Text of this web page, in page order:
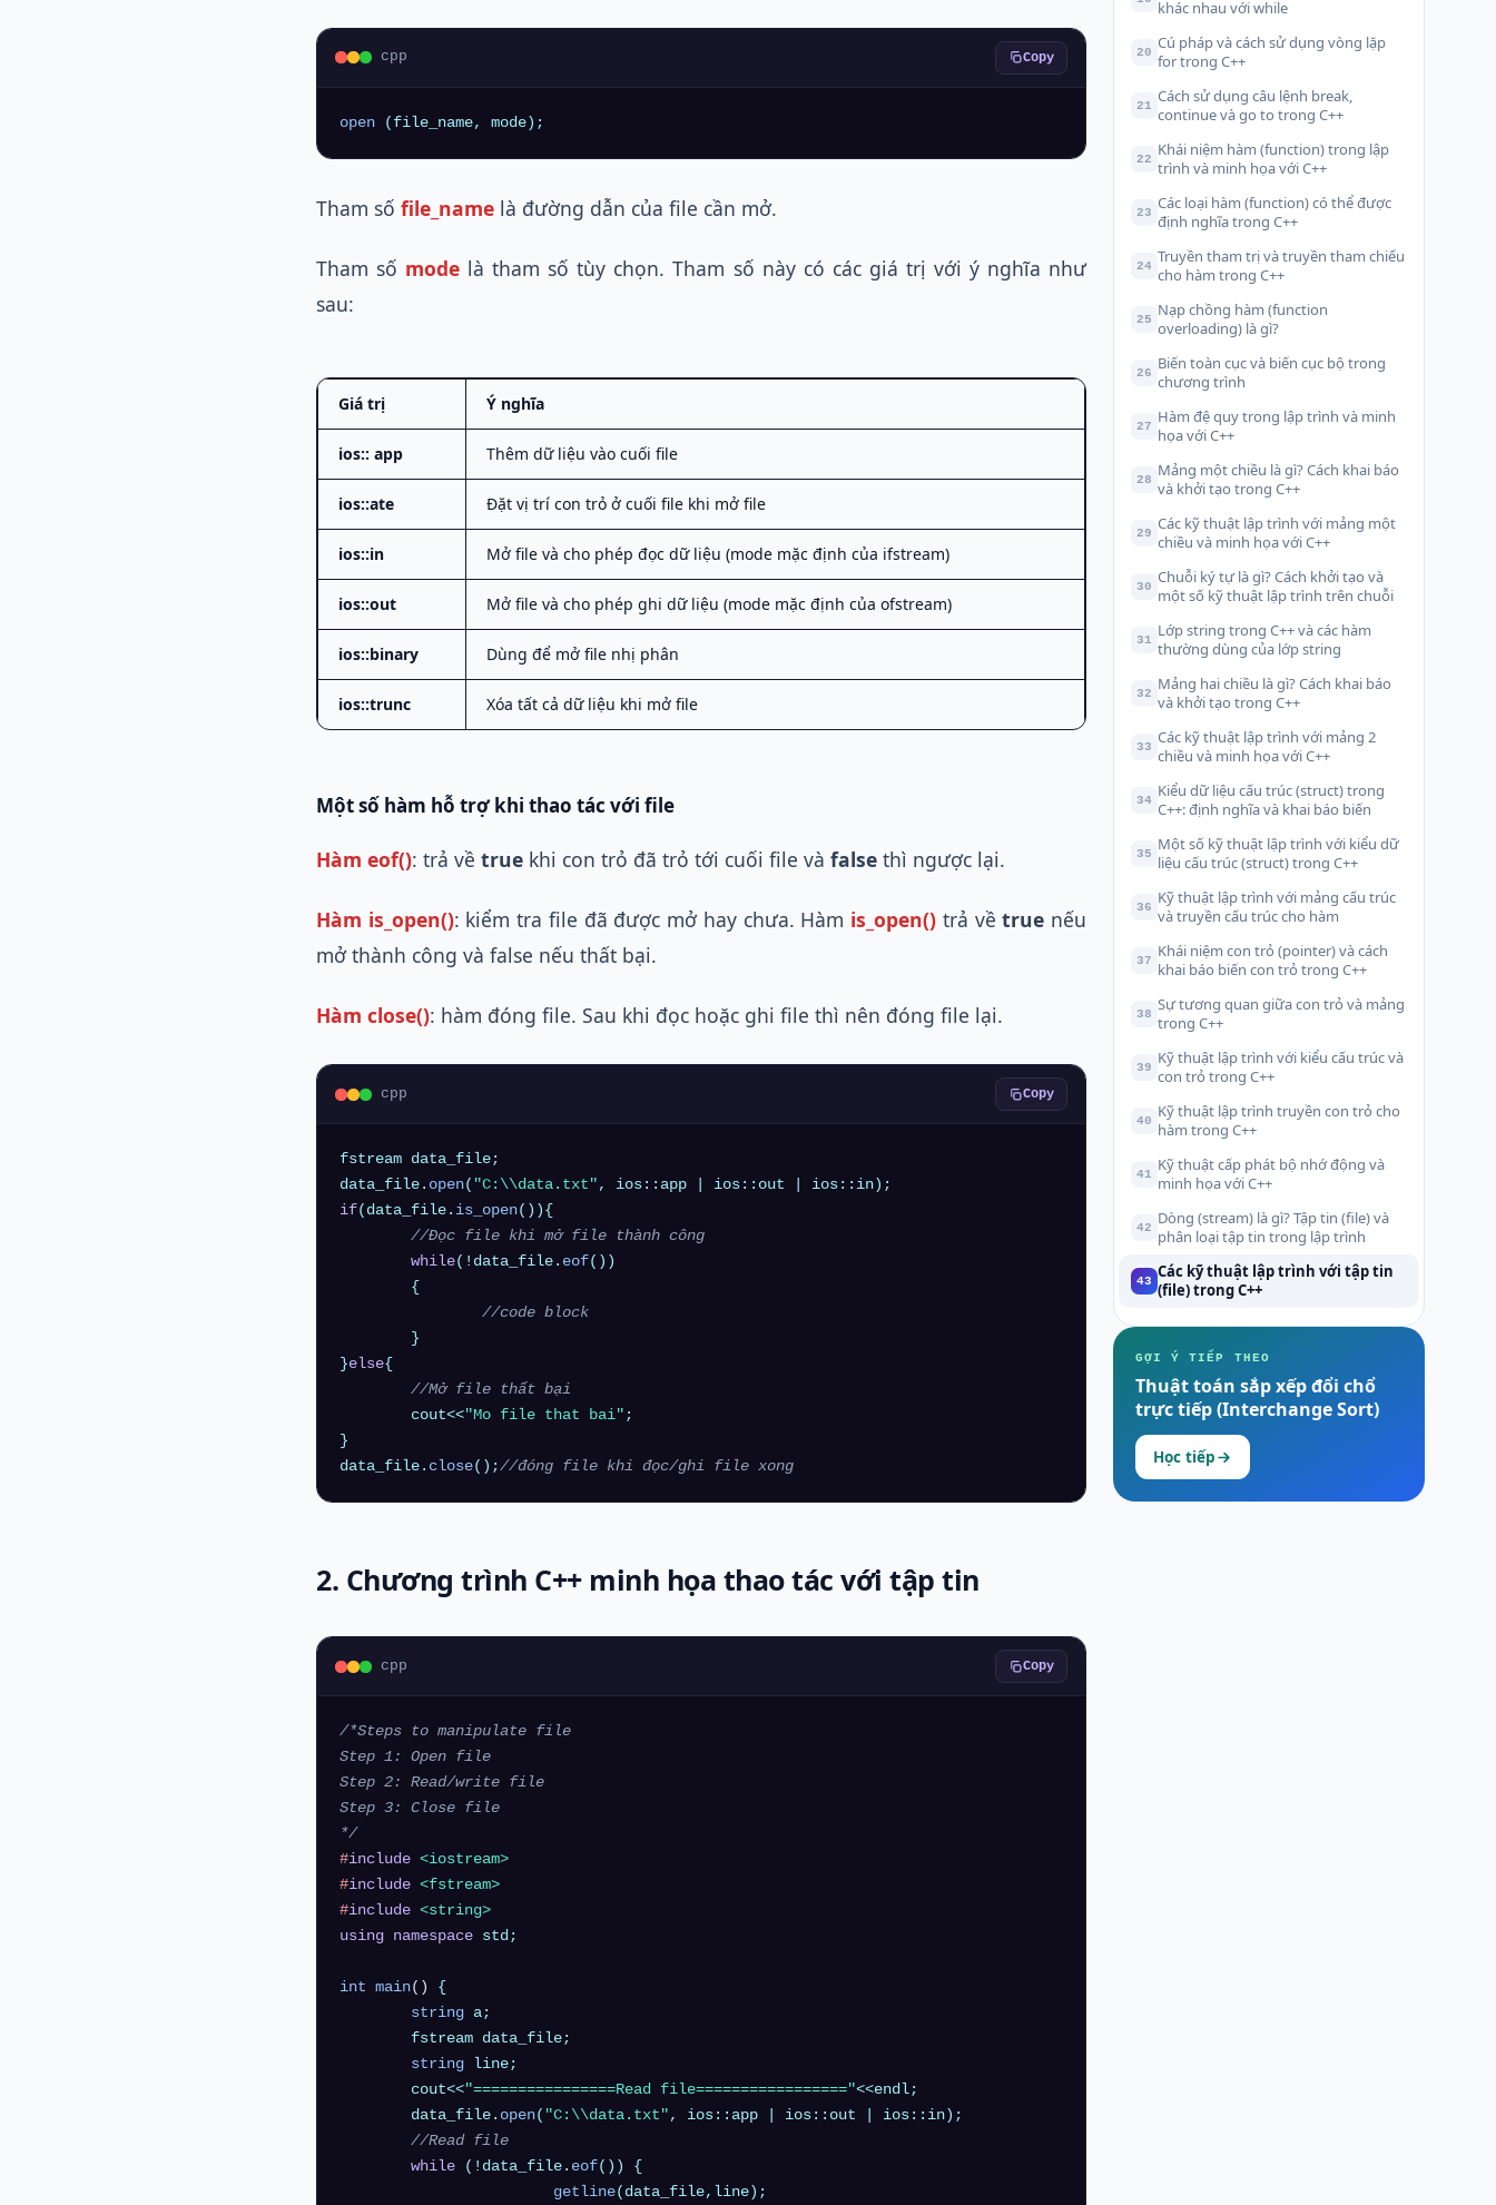
cpp Copy
open (file_name, mode);
Tham số file_name là đường dẫn của file cần mở.
Tham số mode là tham số tùy chọn. Tham số này có các giá trị với ý nghĩa như
sau:
Giá trị Ý nghĩa
ios:: app Thêm dữ liệu vào cuối file
ios::ate Đặt vị trí con trỏ ở cuối file khi mở file
ios::in Mở file và cho phép đọc dữ liệu (mode mặc định của ifstream)
ios::out Mở file và cho phép ghi dữ liệu (mode mặc định của ofstream)
ios::binary Dùng để mở file nhị phân
ios::trunc Xóa tất cả dữ liệu khi mở file
Một số hàm hỗ trợ khi thao tác với file
Hàm eof(): trả về true khi con trỏ đã trỏ tới cuối file và false thì ngược lại.
Hàm is_open(): kiểm tra file đã được mở hay chưa. Hàm is_open() trả vềtrue nếu
mở thành công và false nếu thất bại.
Hàm close(): hàm đóng file. Sau khi đọc hoặc ghi file thì nên đóng file lại.
cpp Copy
fstream data_file;
data_file. open( "C:\\data.txt"
if(data_file. is_open()){
//Đọc file khi mở file thành công
while(!data_file. eof())
//code block
}else{
//Mở file thất bại
	cout<<
"Mo file that bai" ;
}
data_file. close();//đóng file khi đọc/ghi file xong
2. Chương trình C++ minh họa thao tác với tập tin
cpp Copy
/*Steps to manipulate file
Step 1: Open file
Step 2: Read/write file
Step 3: Close file
*/
#include <iostream>
#include <fstream>
#include <string>
using namespace std;
int main()
{
string a;
string line;
	cout<<
"================Read file================="<<endl;
	data_file.
open( "C:\\data.txt" , ios::app | ios::out | ios::in);
//Read file
while (!data_file. eof()) {
getline(data_file,line);
khác nhau với while
20 Cú pháp và cách sử dụng vòng lặp
for trong C++
21 Cách sử dụng câu lệnh break,
continue và go to trong C++
22 Khái niệm hàm (function) trong lập
trình và minh họa với C++
23 Các loại hàm (function) có thể được
định nghĩa trong C++
24 Truyền tham trị và truyền tham chiếu
cho hàm trong C++
25 Nạp chồng hàm (function
overloading) là gì?
26 Biến toàn cục và biến cục bộ trong
chương trình
27 Hàm đệ quy trong lập trình và minh
họa với C++
28 Mảng một chiều là gì? Cách khai báo
và khởi tạo trong C++
29 Các kỹ thuật lập trình với mảng một
chiều và minh họa với C++
30 Chuỗi ký tự là gì? Cách khởi tạo và
một số kỹ thuật lập trình trên chuỗi
31 Lớp string trong C++ và các hàm
thường dùng của lớp string
32 Mảng hai chiều là gì? Cách khai báo
và khởi tạo trong C++
33 Các kỹ thuật lập trình với mảng 2
chiều và minh họa với C++
34 Kiểu dữ liệu cấu trúc (struct) trong
C++: định nghĩa và khai báo biến
35 Một số kỹ thuật lập trình với kiểu dữ
liệu cấu trúc (struct) trong C++
36 Kỹ thuật lập trình với mảng cấu trúc
và truyền cấu trúc cho hàm
37 Khái niệm con trỏ (pointer) và cách
khai báo biến con trỏ trong C++
38 Sự tương quan giữa con trỏ và mảng
trong C++
39 Kỹ thuật lập trình với kiểu cấu trúc và
con trỏ trong C++
40 Kỹ thuật lập trình truyền con trỏ cho
hàm trong C++
41 Kỹ thuật cấp phát bộ nhớ động và
minh họa với C++
42 Dòng (stream) là gì? Tập tin (file) và
phân loại tập tin trong lập trình
43 Các kỹ thuật lập trình với tập tin
(file) trong C++
GỢI Ý TIẾP THEO
Thuật toán sắp xếp đổi chổ
trực tiếp (Interchange Sort)
Học tiếp